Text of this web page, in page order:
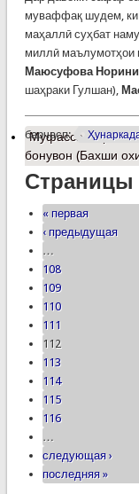
муваффақ шудем, ки
маҳаллӣ суҳбат
миллӣ маълумотҳои
Маюсуфова
шаҳраки Гулшан),
барчасп:
Муфассалтаро
бонувон (Бахши
Страницы
« первая
‹ предыдущая
…
108
109
110
111
112
113
114
115
116
…
следующая ›
последняя »